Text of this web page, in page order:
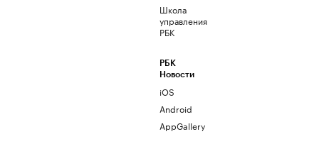
Школа
управления
РБК
РБК
Новости
iOS
Android
AppGallery